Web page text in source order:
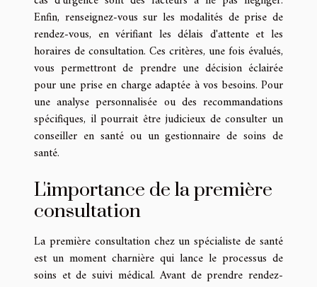
Enfin, renseignez-vous sur les modalités de prise de
rendez-vous, en vérifiant les délais d'attente et les
horaires de consultation. Ces critères, une fois évalués,
vous permettront de prendre une décision éclairée
pour une prise en charge adaptée à vos besoins. Pour
une analyse personnalisée ou des recommandations
spécifiques, il pourrait être judicieux de consulter un
conseiller en santé ou un gestionnaire de soins de
santé.
L'importance de la première
consultation
La première consultation chez un spécialiste de santé
est un moment charnière qui lance le processus de
soins et de suivi médical. Avant de prendre rendez-